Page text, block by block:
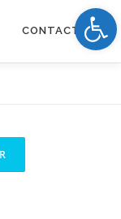
CONTACTOS